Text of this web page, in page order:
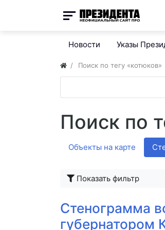
Новости Указы
Поиск по тегу «котюков»
Поиск по
Объекты на карте
Показать фильтр
Стенограмма
губернатором